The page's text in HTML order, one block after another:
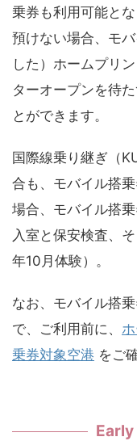
乗券も利用可能と
預けない場合、モ
した）ホームプリ
ターオープンを待
とができます。
国際線乗り継ぎ（
合も、モバイル搭
場合、モバイル搭
入室と保安検査、
年10月体験）。
なお、モバイル搭
で、ご利用前に、
乗券対象空港 をご